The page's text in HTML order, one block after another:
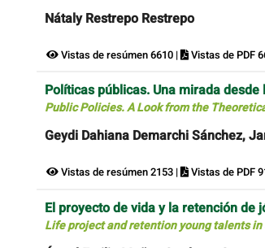
Nátaly Restrepo Restrepo
Vistas de resúmen 6610 | Vistas de PDF
Políticas públicas. Una mirada
Public Policies. A Look from the
Geydi Dahiana Demarchi Sánchez,
Vistas de resúmen 2153 | Vistas de PDF
El proyecto de vida y la retención
Life project and retention young talents